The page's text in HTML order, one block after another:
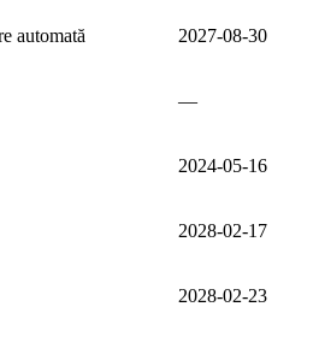
automată 2027‑08‑30
—
2024‑05‑16
2028‑02‑17
2028‑02‑23